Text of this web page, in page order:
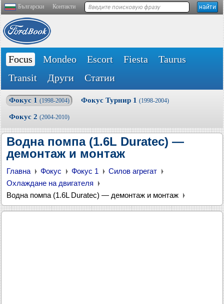
Български Контакти
Focus Mondeo Escort Fiesta
Taurus
Transit
Други Статии
Фокус 1 (1998-2004) Фокус Турнир 1 (1998-2004)
Фокус 2 (2004-2010)
Водна помпа (1.6L Duratec) —
демонтаж и монтаж
Главна Фокус Фокус 1
Силов агрегат
Охлаждане на двигателя
Водна помпа (1.6L Duratec) — демонтаж и монтаж